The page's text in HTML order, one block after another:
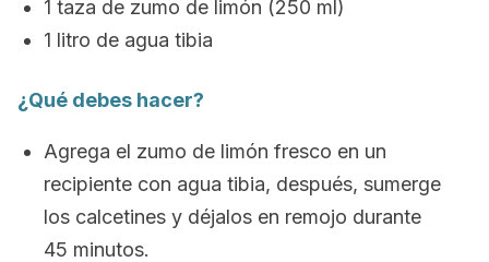
1 taza de zumo de limón (250 ml)
1 litro de agua tibia
¿Qué debes hacer?
Agrega el zumo de limón fresco en un
recipiente con agua tibia, después, sumerge
los calcetines y déjalos en remojo durante
45 minutos.